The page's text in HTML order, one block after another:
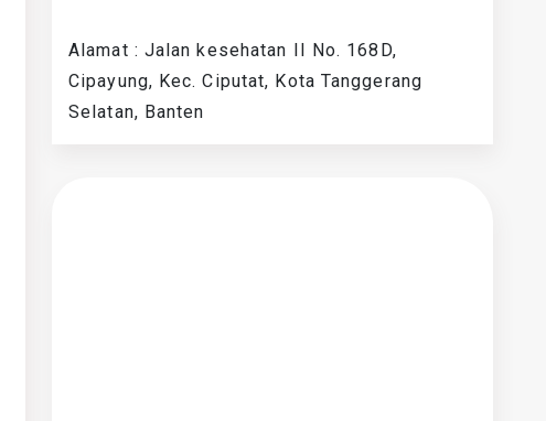
Alamat : Jalan kesehatan II No. 168D,
Cipayung, Kec. Ciputat, Kota Tanggerang
Selatan, Banten